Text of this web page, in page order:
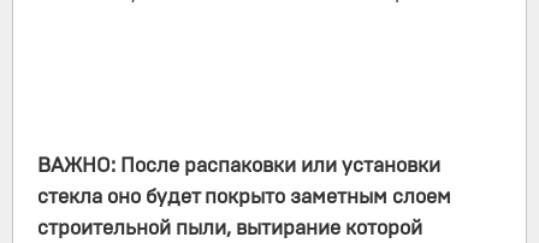
ВАЖНО: После распаковки или установки
стекла оно будет покрыто заметным слоем
строительной пыли, вытирание которой